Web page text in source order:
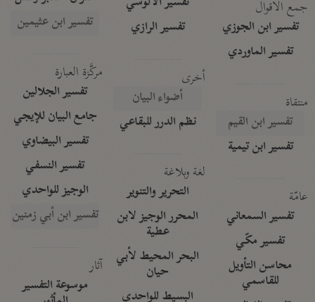
جمع الأقوال
تفسير ابن الجوزي
تفسير الماوردي
منتقاة
تفسير ابن القيم
تفسير ابن تيمية
عامّة
تفسير السمعاني
تفسير مكّي
محاسن التأويل
للقاسمي
تفسير الرازي
أخرى
أضواء البيان
نظم الدرر للبقاعي
لغة وبلاغة
التحرير والتنوير
المحرر الوجيز لابن
عطية
البحر المحيط لأبي
حيان
البسيط للواحدي
تفسير ابن عثيمين
مركَّزة العبارة
تفسير الجلالين
جامع البيان للإيجي
تفسير البيضاوي
تفسير النسفي
الوجيز للواحدي
تفسير ابن أبي زمنين
آثار
موسوعة التفسير